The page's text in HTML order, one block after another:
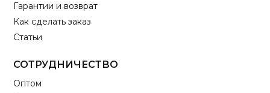
Гарантии и возврат
Как сделать заказ
Статьи
СОТРУДНИЧЕСТВО
Оптом